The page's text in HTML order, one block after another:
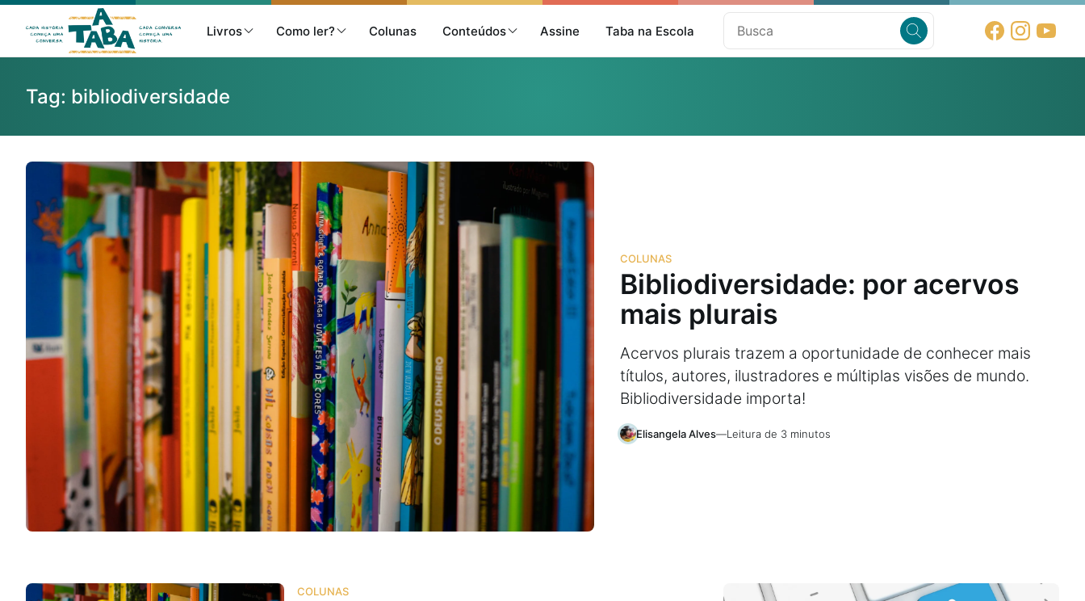
Livros Como ler? Colunas Conteúdos Assine Taba na Escola
Resenhas
Clube de Leitores
Como ler?
Na família
Conteúdos
Tag: bibliodiversidade
COLUNAS
Bibliodiversidade: por acervos
mais plurais
Acervos plurais trazem a oportunidade de conhecer mais
títulos, autores, ilustradores e múltiplas visões de mundo.
Bibliodiversidade importa!
Elisangela Alves—Leitura de 3 minutos
COLUNAS